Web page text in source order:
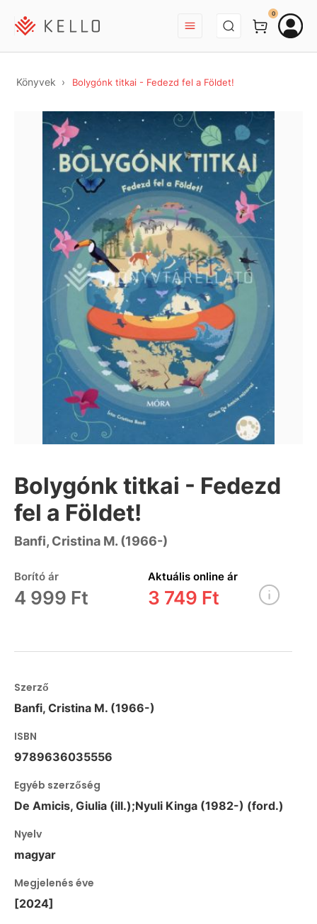
BEJELENTKEZÉS
0
Könyvek Bolygónk titkai - Fedezd fel a Földet!
Bolygónk titkai - Fedezd
fel a Földet!
Banfi, Cristina M. (1966-)
Borító ár
4 999 Ft
Aktuális online ár
3 749 Ft
Szerző
Banfi, Cristina M. (1966-)
ISBN
9789636035556
Egyéb szerzőség
De Amicis, Giulia (ill.);Nyuli Kinga (1982-) (ford.)
Nyelv
magyar
Megjelenés éve
[2024]